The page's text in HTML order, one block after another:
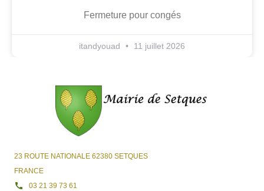
Fermeture pour congés
itandyouad 11 juillet 2026
23 ROUTE NATIONALE 62380 SETQUES
FRANCE
03 21 39 73 61